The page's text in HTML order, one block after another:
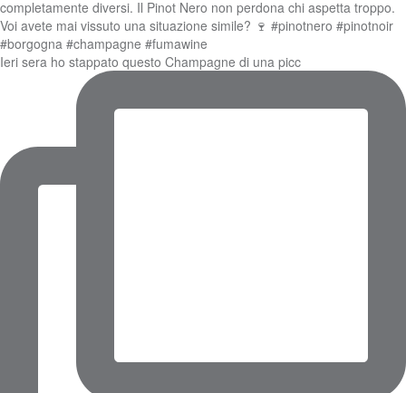
Ieri sera ho stappato questo Champagne di una picc